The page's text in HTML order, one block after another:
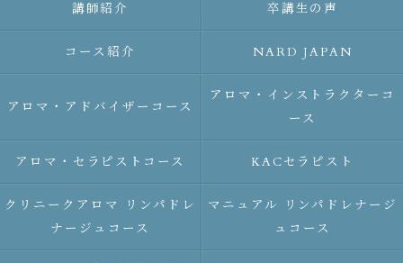
講師紹介 卒講生の声
コース紹介 NARD JAPAN
アロマ・アドバイザーコース
アロマ・インストラクターコ
ース
アロマ・セラピストコース KACセラピスト
クリニークアロマ リンパドレ
ナージュコース
マニュアル リンパドレナージ
ュコース